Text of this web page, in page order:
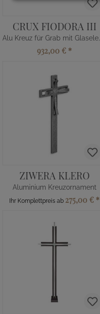
CRUX FIODORA III
Alu Kreuz für Grab mit Glaselement
932,00 € *
ZIWERA KLERO
Aluminium Kreuzornament
Ihr Komplettpreis ab 275,00 € *